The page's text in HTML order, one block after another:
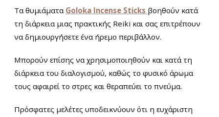
Τα θυμιάματα Goloka Incense Sticks βοηθούν κατά
τη διάρκεια μιας πρακτικής Reiki και σας επιτρέπουν
να δημιουργήσετε ένα ήρεμο περιβάλλον.
Μπορούν επίσης να χρησιμοποιηθούν και κατά τη
διάρκεια του διαλογισμού, καθώς το φυσικό άρωμα
τους αφαιρεί το στρες και θεραπεύει το πνεύμα.
Πρόσφατες μελέτες υποδεικνύουν ότι η ευχάριστη